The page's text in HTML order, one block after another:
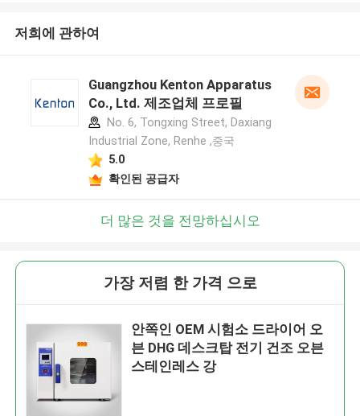
저희에 관하여
Guangzhou Kenton Apparatus
Co., Ltd. 제조업체 프로필
No. 6, Tongxing Street, Daxiang
Industrial Zone, Renhe ,중국
5.0
확인된 공급자
더 많은 것을 전망하십시오
가장 저렴 한 가격 으로
안쪽인 OEM 시험소 드라이어 오
븐 DHG 데스크탑 전기 건조 오븐
스테인레스 강